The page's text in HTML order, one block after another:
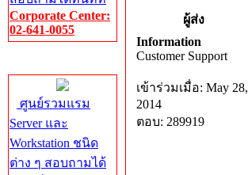
Corporate Center:
02-641-0055
ศูนย์รวมแรม
Server และ
Workstation ชนิด
ต่าง ๆ สอบถามได้
ผู้ส่ง
Information
Customer Support
เข้าร่วมเมื่อ: May 28,
2014
ตอบ: 289919